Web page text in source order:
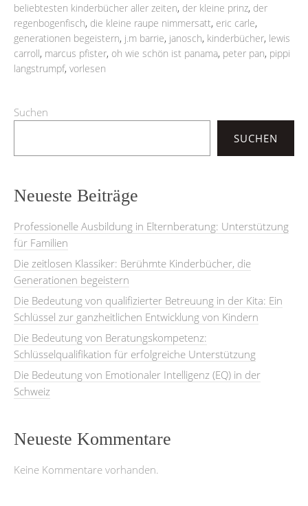
beliebtesten kinderbücher aller zeiten, der kleine prinz, der
regenbogenfisch, die kleine raupe nimmersatt, eric carle,
generationen begeistern, j.m barrie, janosch, kinderbücher, lewis
carroll, marcus pfister, oh wie schön ist panama, peter pan, pippi
langstrumpf, vorlesen
Suchen
SUCHEN
Neueste Beiträge
Professionelle Ausbildung in Elternberatung: Unterstützung
für Familien
Die zeitlosen Klassiker: Berühmte Kinderbücher, die
Generationen begeistern
Die Bedeutung von qualifizierter Betreuung in der Kita: Ein
Schlüssel zur ganzheitlichen Entwicklung von Kindern
Die Bedeutung von Beratungskompetenz:
Schlüsselqualifikation für erfolgreiche Unterstützung
Die Bedeutung von Emotionaler Intelligenz (EQ) in der
Schweiz
Neueste Kommentare
Keine Kommentare vorhanden.